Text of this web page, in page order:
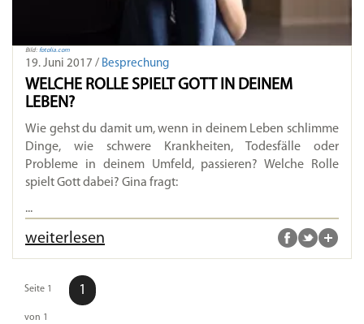
Bild: fotolia.com
19. Juni 2017 / Besprechung
WELCHE ROLLE SPIELT GOTT IN DEINEM
LEBEN?
Wie gehst du damit um, wenn in deinem Leben schlimme
Dinge, wie schwere Krankheiten, Todesfälle oder
Probleme in deinem Umfeld, passieren? Welche Rolle
spielt Gott dabei? Gina fragt:
...
weiterlesen
Seite 1
von 1
1